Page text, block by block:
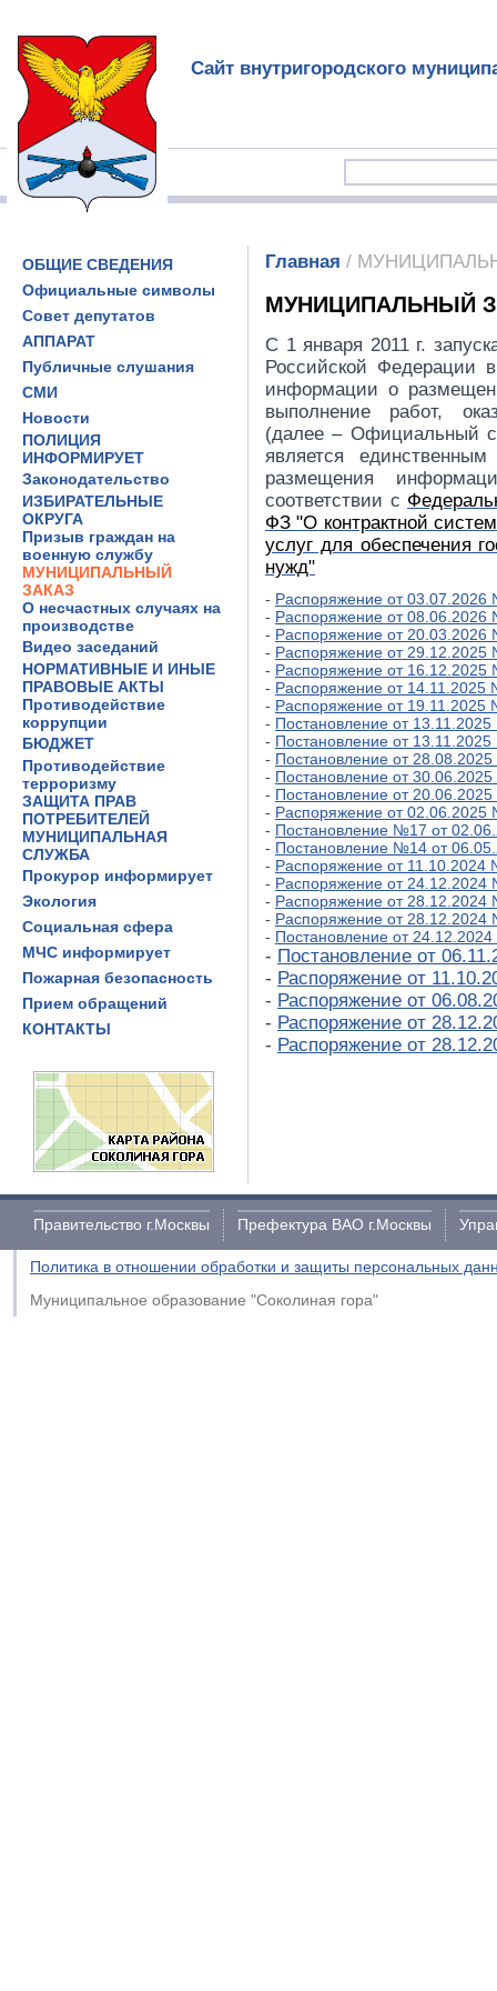
Сайт внутригородского
ОБЩИЕ СВЕДЕНИЯ
Официальные символы
Совет депутатов
АППАРАТ
Публичные слушания
СМИ
Новости
ПОЛИЦИЯ
ИНФОРМИРУЕТ
Законодательство
ИЗБИРАТЕЛЬНЫЕ
ОКРУГА
Призыв граждан на
военную службу
МУНИЦИПАЛЬНЫЙ
ЗАКАЗ
О несчастных случаях на
производстве
Видео заседаний
НОРМАТИВНЫЕ И ИНЫЕ
ПРАВОВЫЕ АКТЫ
Противодействие
коррупции
БЮДЖЕТ
Противодействие
терроризму
ЗАЩИТА ПРАВ
ПОТРЕБИТЕЛЕЙ
МУНИЦИПАЛЬНАЯ
СЛУЖБА
Прокурор информирует
Экология
Социальная сфера
МЧС информирует
Пожарная безопасность
Прием обращений
КОНТАКТЫ
Главная /
МУНИЦИПАЛЬНЫЙ
С 1 января 2011 г.
Российской Федерации
информации о
выполнение работ,
(далее – Официальный
является
размещения
соответствии с
ФЗ "О контрактной
услуг для обеспечения
нужд"
- Распоряжение от
- Распоряжение от
- Распоряжение от
- Распоряжение от
- Распоряжение от
- Распоряжение от 14.11.2025
- Распоряжение от 19.11.2025
- Постановление от
- Постановление от
- Постановление от
- Постановление от
- Постановление от
- Распоряжение от
- Постановление №17 от
- Постановление №14 от
- Распоряжение от 11.10.2024
- Распоряжение от
- Распоряжение от
- Распоряжение от
- Постановление от
- Постановление от
- Распоряжение от
- Распоряжение от
- Распоряжение от
- Распоряжение от
Правительство г.Москвы Префектура ВАО г.Москвы
Политика в отношении обработки и защиты персональных
Муниципальное образование "Соколиная гора"